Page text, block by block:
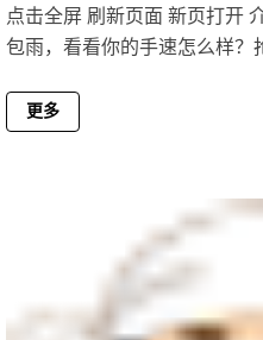
点击全屏 刷新页面 新页打开
包雨，看看你的手速怎么样？
更多